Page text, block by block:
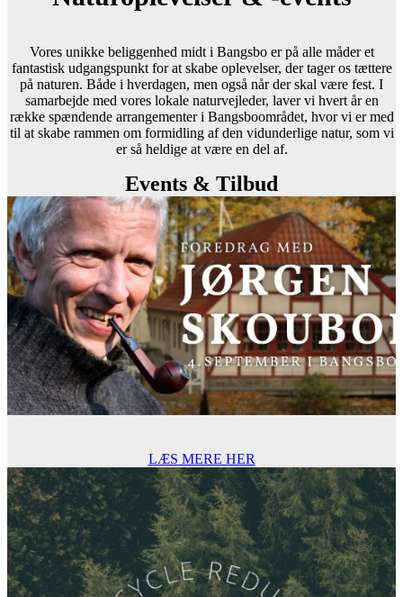
Vores unikke beliggenhed midt i Bangsbo er på alle måder et
fantastisk udgangspunkt for at skabe oplevelser, der tager os tættere
på naturen. Både i hverdagen, men også når der skal være fest. I
samarbejde med vores lokale naturvejleder, laver vi hvert år en
række spændende arrangementer i Bangsboområdet, hvor vi er med
til at skabe rammen om formidling af den vidunderlige natur, som vi
er så heldige at være en del af.
Events & Tilbud
LÆS MERE HER